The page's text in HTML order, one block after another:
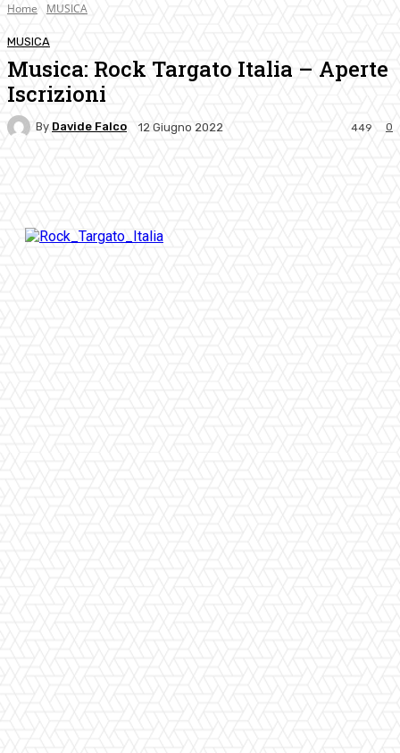
Home MUSICA
MUSICA
Musica: Rock Targato Italia – Aperte
Iscrizioni
By Davide Falco 12 Giugno 2022 0
449